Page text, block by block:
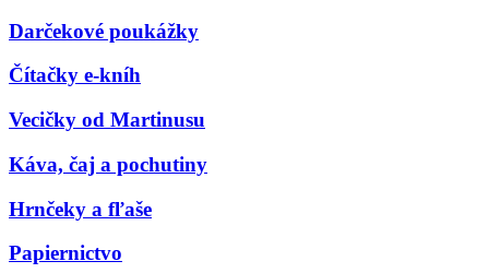
Darčekové poukážky
Čítačky e-kníh
Vecičky od Martinusu
Káva, čaj a pochutiny
Hrnčeky a fľaše
Papiernictvo